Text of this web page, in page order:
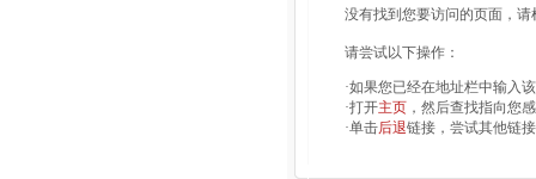
没有找到您要访问的页面，
请尝试以下操作：
·如果您已经在地址栏中输入
·打开主页 ，然后查找指向您
·单击后退链接，尝试其他链